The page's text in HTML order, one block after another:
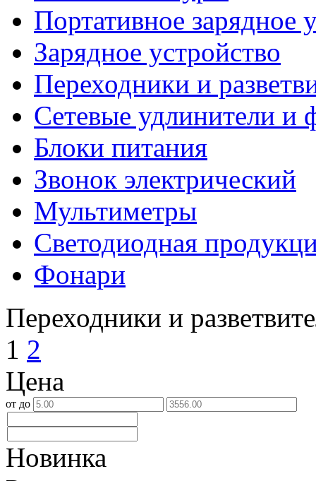
Портативное зарядное
Зарядное устройство
Переходники и
Сетевые удлинители и
Блоки питания
Звонок электрический
Мультиметры
Светодиодная
Фонари
Переходники и
1 2
Цена
от до
Новинка